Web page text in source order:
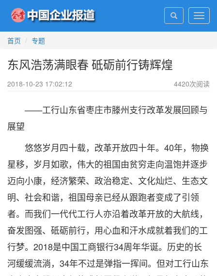
首页
专题
东风浩荡满眼春 砥砺前行铸辉煌
2018-10-23 17:02:12 4420次阅读
——工行山东省枣庄市滕州支行改革发展回顾与
展望
悠悠岁月四十载，改革开放四十年。40年，物换
星移，岁月如歌，伟大的祖国由贫穷走向温饱并逐步
迈向小康，经济繁荣、政治稳定、文化灿烂、生态文
明、社会和谐，祖国母亲已经从跟跑者变成了引领
者。而我们一代代工行人亦沿着改革开放的大航线，
奋发图强、砥砺前行，用心血和汗水成就着我们的工
行梦。2018是中国工商银行34周年华诞。历史的长
河缓缓流淌，34年不过是弹指一挥间。但对工行山东